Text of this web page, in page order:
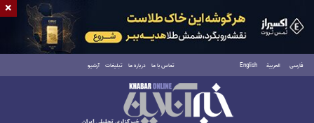
فارسی العربية English تماس با ما درباره ما تبلیغات آرشیو
پنجشنبه ۱۵ مرداد ۱۴۰۵
×